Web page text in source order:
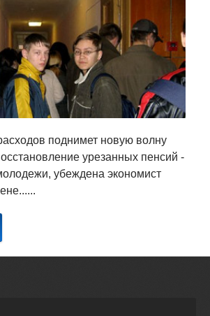
поднимет новую волну
урезанных пенсий -
убеждена экономист